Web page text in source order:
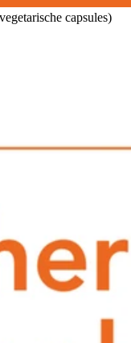
capsules)